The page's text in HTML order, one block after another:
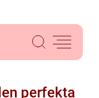
perfekta